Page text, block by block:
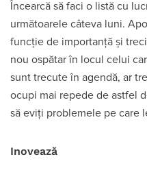
Încearcă să faci o listă cu
următoarele câteva luni.
funcție de importanță și
nou ospătar în locul celui
sunt trecute în agendă, ar
ocupi mai repede de astfel
să eviți problemele pe care
Inovează